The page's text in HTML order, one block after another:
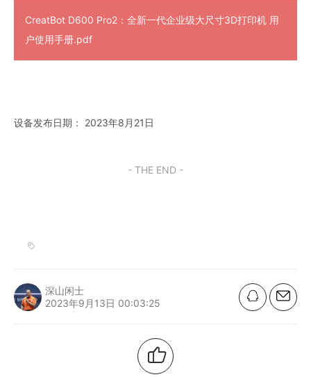
CreatBot D600 Pro2：全新一代企业级大尺寸3D打印机 用
户使用手册.pdf
设备发布日期： 2023年8月21日
- THE END -
深山闲士
2023年9月13日 00:03:25